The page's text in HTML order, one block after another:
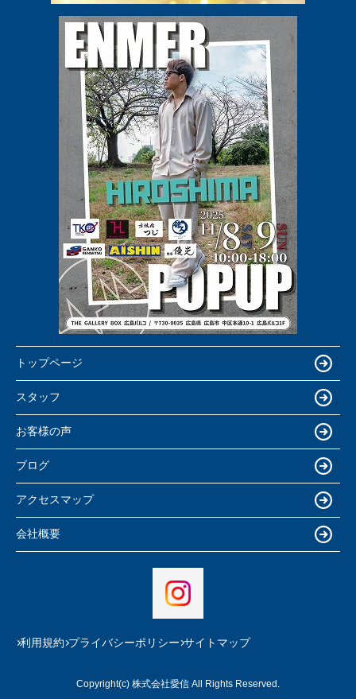
トップページ
スタッフ
お客様の声
ブログ
アクセスマップ
会社概要
利用規約 プライバシーポリシー サイトマップ
Copyright(c) 株式会社愛信 All Rights Reserved.